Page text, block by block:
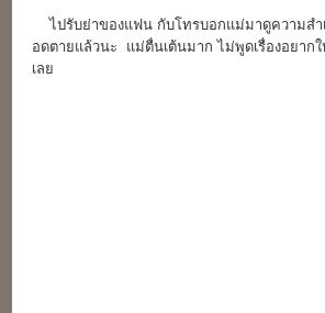
ไปรับย่าของแฟน กับโทรบอกแม่มาดูความสำ
อดตายแล้วนะ แม่ตื่นเต้นมาก ไม่พูดเรื่องอยากใ
เลย